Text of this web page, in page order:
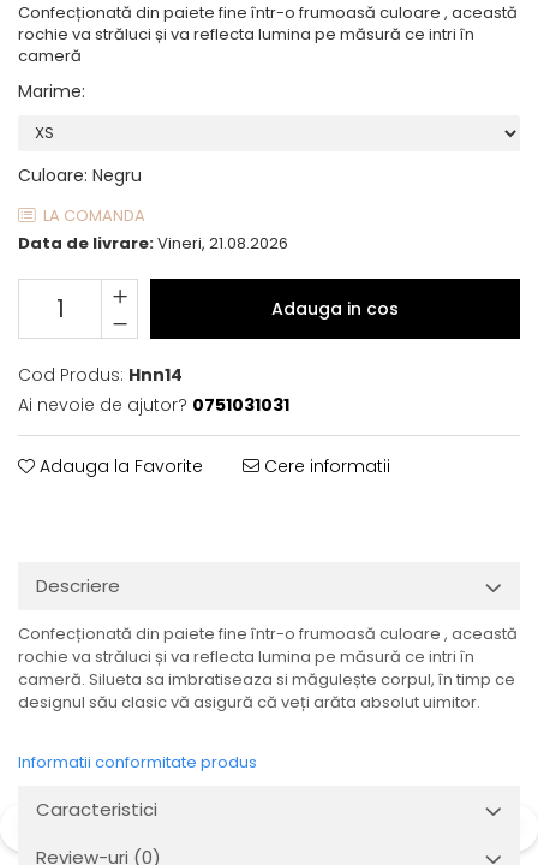
Confecționată din paiete fine într-o frumoasă culoare , această
rochie va străluci și va reflecta lumina pe măsură ce intri în
cameră
Marime:
Culoare: Negru
LA COMANDA
Data de livrare:Vineri, 21.08.2026
Adauga in cos
Cod Produs: Hnn14
Ai nevoie de ajutor? 0751031031
Adauga la Favorite Cere informatii
Descriere
Confecționată din paiete fine într-o frumoasă culoare , această
rochie va străluci și va reflecta lumina pe măsură ce intri în
cameră. Silueta sa imbratiseaza si măgulește corpul, în timp ce
designul său clasic vă asigură că veți arăta absolut uimitor.
Informatii conformitate produs
Caracteristici
Review-uri (0)